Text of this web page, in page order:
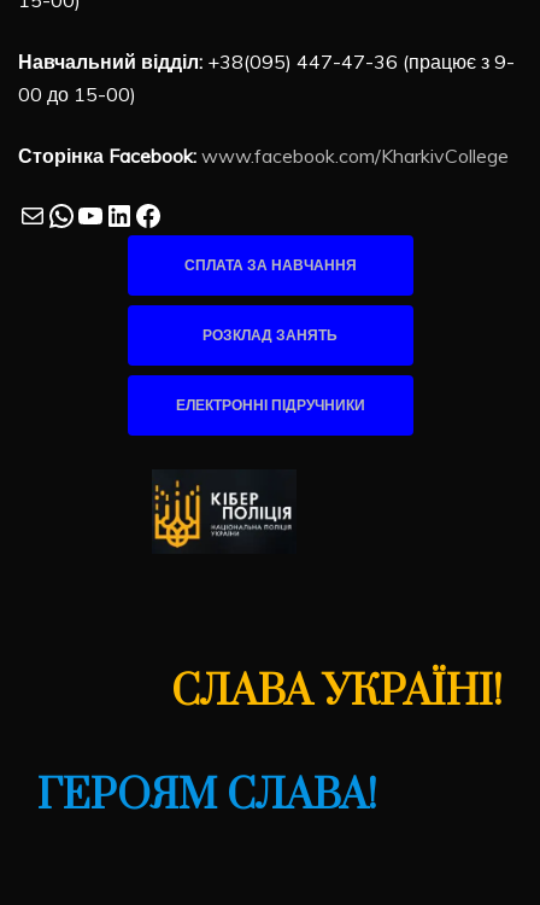
Навчальний відділ: +38(095) 447-47-36 (працює з 9-
00 до 15-00)
Сторінка Facebook: www.facebook.com/KharkivCollege
MailWhatsApp
YouTube
LinkedIn
Facebook
СПЛАТА ЗА НАВЧАННЯ
РОЗКЛАД ЗАНЯТЬ
ЕЛЕКТРОННІ ПІДРУЧНИКИ
СЛАВА УКРАЇНІ!
ГЕРОЯМ СЛАВА!